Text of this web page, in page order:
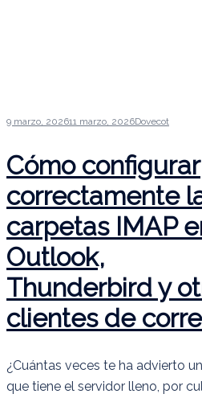
9 marzo, 202611 marzo, 2026Dovecot
Cómo configurar
correctamente
carpetas IMAP
Outlook,
Thunderbird y
clientes de
¿Cuántas veces te ha advierto
que tiene el servidor lleno, por